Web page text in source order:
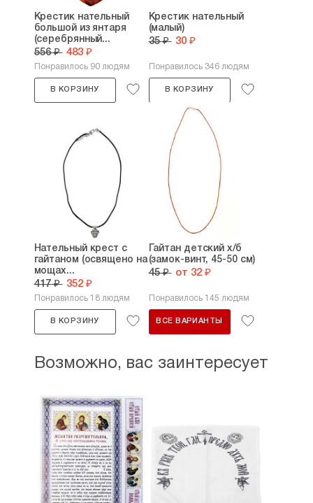
Крестик нательный
большой из янтаря
(серебрянный...
556 ₽ 483 ₽
Понравилось 90 людям
В КОРЗИНУ
Крестик нательный
(малый)
35 ₽ 30 ₽
Понравилось 346 людям
В КОРЗИНУ
Нательный крест с
гайтаном (освящено на
мощах...
417 ₽ 352 ₽
Понравилось 18 людям
В КОРЗИНУ
Гайтан детский х/б
(замок-винт, 45-50 см)
45 ₽ от 32 ₽
Понравилось 145 людям
ВСЕ ВАРИАНТЫ
Возможно, вас заинтересует